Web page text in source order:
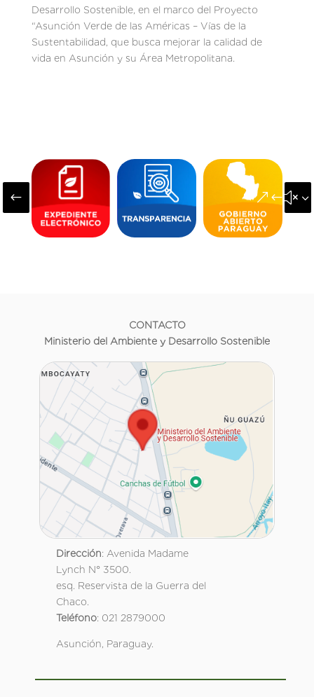
Desarrollo Sostenible, en el marco del Proyecto
“Asunción Verde de las Américas – Vías de la
Sustentabilidad, que busca mejorar la calidad de
vida en Asunción y su Área Metropolitana.
#
CONTACTO
Ministerio del Ambiente y Desarrollo Sostenible
Dirección: Avenida Madame
Lynch N° 3500.
esq. Reservista de la Guerra del
Chaco.
Teléfono: 021 2879000
Asunción, Paraguay.